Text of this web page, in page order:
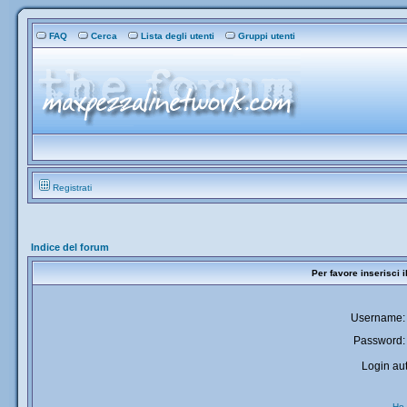
FAQ Cerca Lista degli utenti Gruppi utenti
Registrati
Indice del forum
Per favore inserisci
Username:
Password:
Login